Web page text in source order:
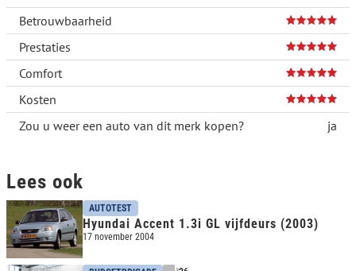
Betrouwbaarheid
Prestaties
Comfort
Kosten
Zou u weer een auto van dit merk kopen?
ja
Lees ook
AUTOTEST
Hyundai Accent 1.3i GL vijfdeurs (2003)
17 november 2004